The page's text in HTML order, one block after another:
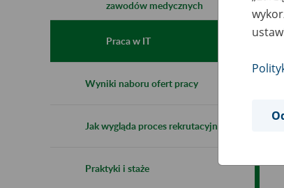
zawodów medycznych
Praca w IT
Wyniki naboru ofert pracy
Jak wygląda proces rekrutacyjny
Praktyki i staże